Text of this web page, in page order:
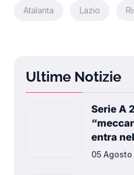
Atalanta Lazio
Ultime Notizie
Serie A
entra
05